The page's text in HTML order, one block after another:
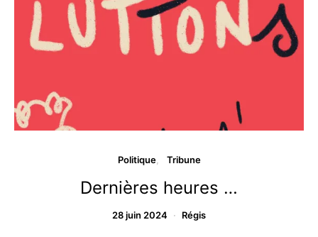
Politique Tribune
Dernières heures …
28 juin 2024 Régis